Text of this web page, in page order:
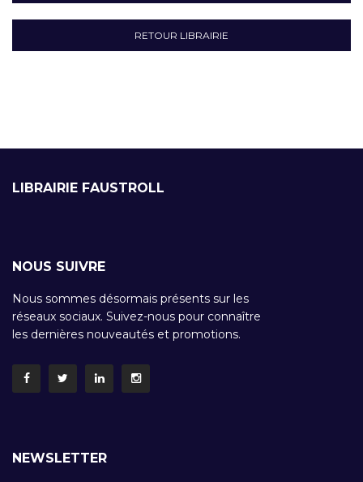
RETOUR LIBRAIRIE
LIBRAIRIE FAUSTROLL
NOUS SUIVRE
Nous sommes désormais présents sur les
réseaux sociaux. Suivez-nous pour connaître
les dernières nouveautés et promotions.
NEWSLETTER